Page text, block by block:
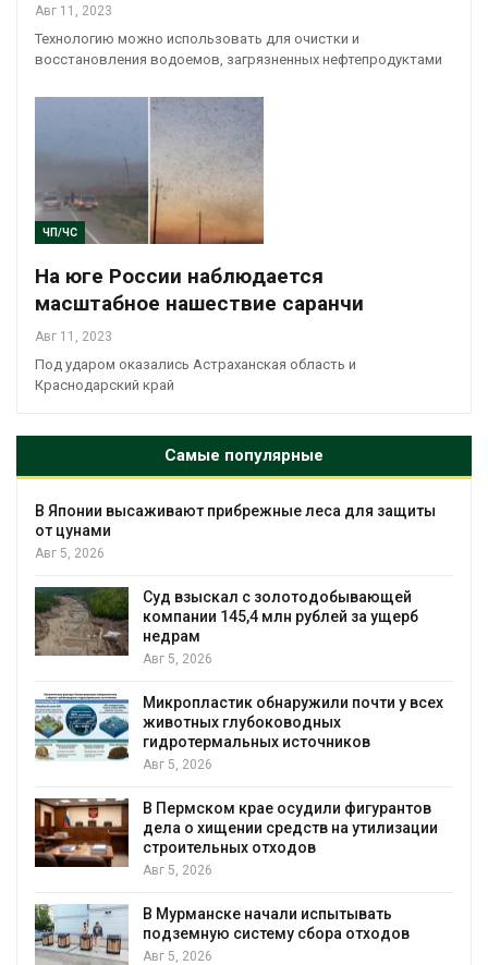
Авг 11, 2023
Технологию можно использовать для очистки и
восстановления водоемов, загрязненных нефтепродуктами
ЧП/ЧС
На юге России наблюдается
масштабное нашествие саранчи
Авг 11, 2023
Под ударом оказались Астраханская область и
Краснодарский край
Самые популярные
В Японии высаживают прибрежные леса для защиты
от цунами
Авг 5, 2026
Суд взыскал с золотодобывающей
компании 145,4 млн рублей за ущерб
недрам
Авг 5, 2026
Микропластик обнаружили почти у всех
животных глубоководных
гидротермальных источников
Авг 5, 2026
В Пермском крае осудили фигурантов
дела о хищении средств на утилизации
строительных отходов
Авг 5, 2026
В Мурманске начали испытывать
подземную систему сбора отходов
Авг 5, 2026